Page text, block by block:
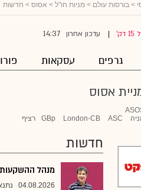
> בורסות עולם > מניות חו"ל > אסוס > חדשות
עדכון אחרון 14:37
גרפים עסקאות
אסוס
ASC
London-CB
GBp רציף
חדשות
מנהל ההשקעות
04.08.2026